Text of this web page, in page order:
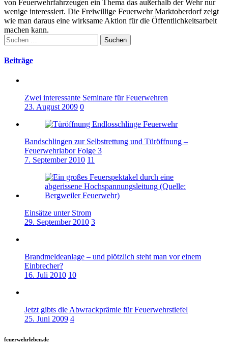
von Feuerwehrfahrzeugen ein Thema das außerhalb der Wehr nur
wenige interessiert. Die Freiwillige Feuerwehr Marktoberdorf zeigt
wie man daraus eine wirksame Aktion für die Öffentlichkeitsarbeit
machen kann.
Suchen
nach:
Beiträge
Zwei interessante Seminare für Feuerwehren
23. August 2009 0
Bandschlingen zur Selbstrettung und Türöffnung –
Feuerwehrlabor Folge 3
7. September 2010 11
Einsätze unter Strom
29. September 2010 3
Brandmeldeanlage – und plötzlich steht man vor einem
Einbrecher?
16. Juli 2010 10
Jetzt gibts die Abwrackprämie für Feuerwehrstiefel
25. Juni 2009 4
feuerwehrleben.de